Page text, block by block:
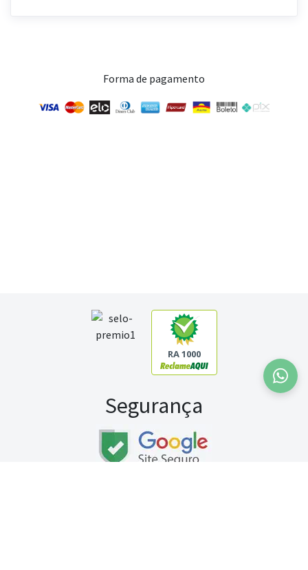
Forma de pagamento
RA 1000
Segurança